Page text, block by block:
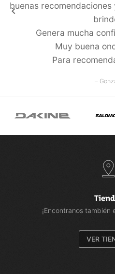
buenas
Genera mucha
Muy buena
Para
–
keyboard_arrow_left
¡Encontranos también
VER